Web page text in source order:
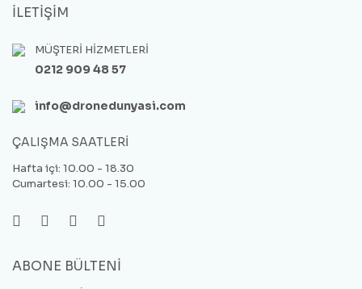
İLETİŞİM
MÜŞTERİ HİZMETLERİ
0212 909 48 57
info@dronedunyasi.com
ÇALIŞMA SAATLERİ
Hafta içi: 10.00 - 18.30
Cumartesi: 10.00 - 15.00
ABONE BÜLTENİ